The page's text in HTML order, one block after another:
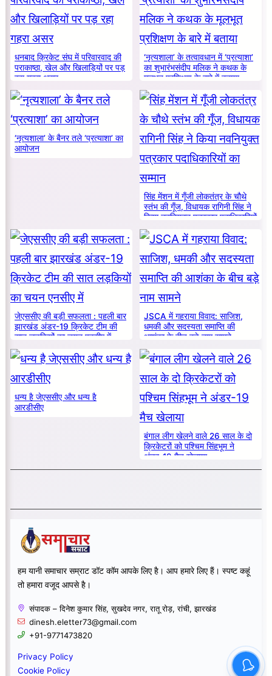
धनबाद क्रिकेट संघ में परिवारवाद की
पराकाष्ठा, खेल और खिलाड़ियों पर पड़
रहा गहरा असर
‘नृत्यशाला’ के तत्वावधान में ‘प्रत्याशा’
का शुभारंभसंदीप मलिक ने कथक के
मूलभूत प्रशिक्षण के बारे में बताया
‘नृत्यशाला’ के बैनर तले ‘प्रत्याशा’ का
आयोजन
सिंह मेंशन में गूँजी लोकतंत्र के चौथे
स्तंभ की गूँज, विधायक रागिनी सिंह ने
किया नवनियुक्त पत्रकार पदाधिकारियों
का सम्मान
जेएससीए की बड़ी सफलता : पहली बार
झारखंड अंडर-19 क्रिकेट टीम की
सात लड़कियों का चयन एनसीए में
JSCA में गहराया विवाद: साजिश,
धमकी और सदस्यता समाप्ति की
आशंका के बीच बड़े नाम सामने
धन्य है जेएससीए और धन्य है
आरडीसीए
बंगाल लीग खेलने वाले 26 साल के दो
क्रिकेटरों को पश्चिम सिंहभूम ने
अंडर-19 मैच खेलाया
हम यानी समाचार सम्राट डॉट कॉम आपके लिए है। आप हमारे लिए हैं। स्पष्ट कहूं
तो हमारा वजूद आपसे है।
संपादक – दिनेश कुमार सिंह, सुखदेव नगर, रातू रोड़, रांची, झारखंड
dinesh.eletter73@gmail.com
+91-9771473820
Privacy Policy
Cookie Policy